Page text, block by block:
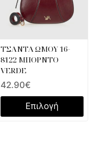
ΤΣΑΝΤΑ ΩΜΟΥ 16-
8122 ΜΠΟΡΝΤΟ
VERDE
42.90€
Επιλογή